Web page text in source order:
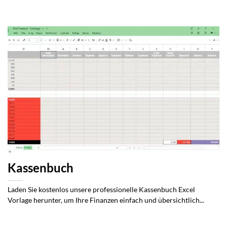
Kassenbuch
Laden Sie kostenlos unsere professionelle Kassenbuch Excel
Vorlage herunter, um Ihre Finanzen einfach und übersichtlich...